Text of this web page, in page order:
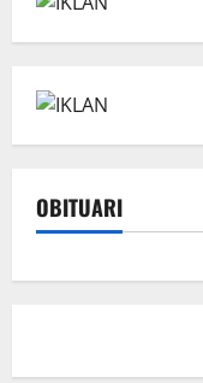
OBITUARI